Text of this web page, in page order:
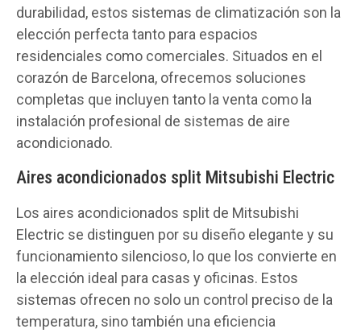
durabilidad, estos sistemas de climatización son la
elección perfecta tanto para espacios
residenciales como comerciales. Situados en el
corazón de Barcelona, ofrecemos soluciones
completas que incluyen tanto la venta como la
instalación profesional de sistemas de aire
acondicionado.
Aires acondicionados split Mitsubishi Electric
Los aires acondicionados split de Mitsubishi
Electric se distinguen por su diseño elegante y su
funcionamiento silencioso, lo que los convierte en
la elección ideal para casas y oficinas. Estos
sistemas ofrecen no solo un control preciso de la
temperatura, sino también una eficiencia